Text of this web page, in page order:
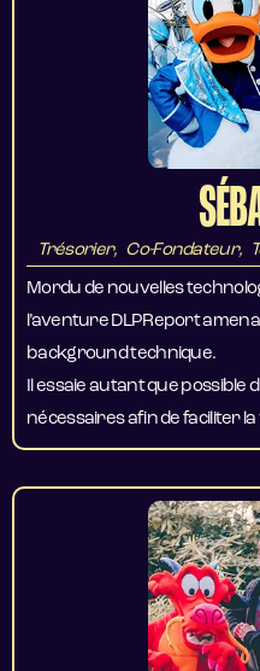
Trésorier, Co-Fondateur,
Mordu de nouvelles
l’aventure DLPReport
background technique.
Il essaie autant que possible
nécessaires afin de faciliter la